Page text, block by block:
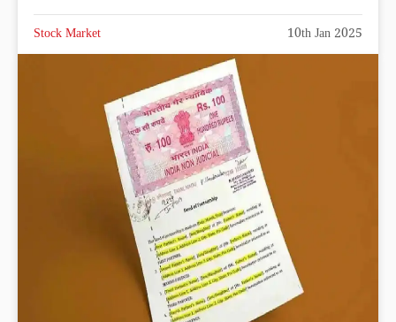
Stock Market 10th Jan 2025